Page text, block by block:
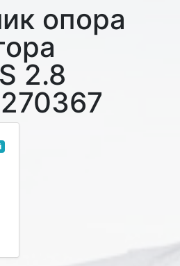
опора
2.8